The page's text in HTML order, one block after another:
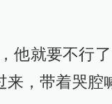
他就要不行
，带着哭腔